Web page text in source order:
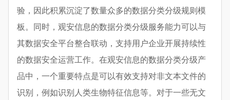
验，因此积累沉淀了数量众多的数据分类分级规则模
板。同时，观安信息的数据分类分级服务能力可以与
其数据安全平台整合联动，支持用户企业开展持续性
的数据安全运营工作。在观安信息的数据分类分级产
品中，一个重要特点是可以有效支持对非文本文件的
识别，例如识别人类生物特征信息等。对于一些无文